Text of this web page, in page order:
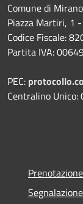
Comune di Mirano
Piazza Martiri, 1
Codice Fiscale:
Partita IVA:
PEC:
Centralino